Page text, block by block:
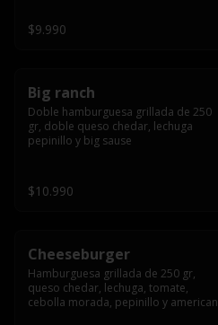
lentamente en el grill, para finalizar
todo con una envolvente salsa cristal
$9.990
Big ranch
Doble hamburguesa grillada de 250
gr, doble queso chedar, lechuga
pepinillo y big sause
$10.990
Cheeseburger
Hamburguesa grillada de 250 gr,
queso chedar, lechuga, tomate,
cebolla morada, pepinillo y american